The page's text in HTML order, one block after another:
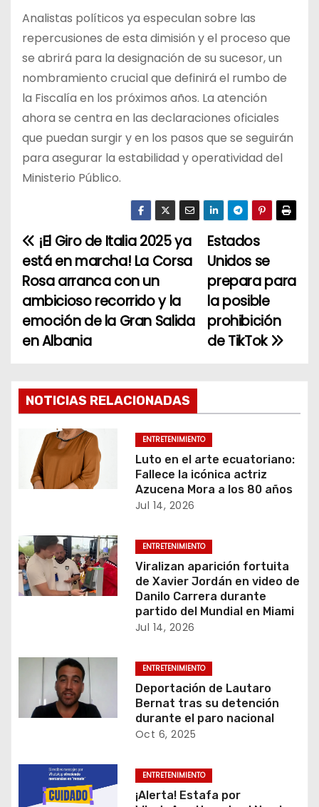
Analistas políticos ya especulan sobre las
repercusiones de esta dimisión y el proceso que
se abrirá para la designación de su sucesor, un
nombramiento crucial que definirá el rumbo de
la Fiscalía en los próximos años. La atención
ahora se centra en las declaraciones oficiales
que puedan surgir y en los pasos que se seguirán
para asegurar la estabilidad y operatividad del
Ministerio Público.
N
a
v
e
a
ó
d
e
t
a
Estados
Unidos se
prepara para
la posible
prohibición
de TikTok
¡El Giro de Italia 2025 ya
está en marcha! La Corsa
Rosa arranca con un
ambicioso recorrido y la
emoción de la Gran Salida
en Albania
NOTICIAS RELACIONADAS
ENTRETENIMIENTO
Luto en el arte ecuatoriano:
Fallece la icónica actriz
Azucena Mora a los 80 años
Jul 14, 2026
ENTRETENIMIENTO
Viralizan aparición fortuita
de Xavier Jordán en video de
Danilo Carrera durante
partido del Mundial en Miami
Jul 14, 2026
ENTRETENIMIENTO
Deportación de Lautaro
Bernat tras su detención
durante el paro nacional
Oct 6, 2025
ENTRETENIMIENTO
¡Alerta! Estafa por